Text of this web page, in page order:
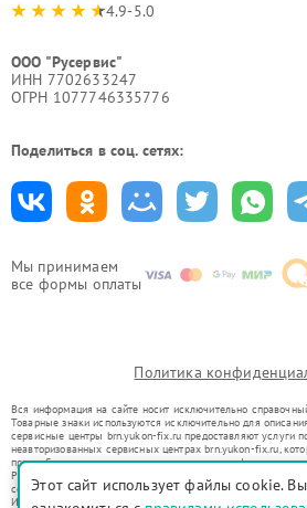
Мы принимаем
все формы оплаты
4.9-5.0
ООО "Русервис"
ИНН 7702633247
ОГРН 1077746335776
Поделиться в соц. сетях:
Политика
Вся информация на сайте носит исключительно
Товарные знаки используются исключительно для
сервисные центры brn.yukon-fix.ru предоставляют услуги
неавторизованных сервисных центрах brn.yukon-fix.ru,
правообладателями товарных знаков или их
Ремонт осуществляется для устройств, уже введенных в
со статьей 1487 ГК РФ.
Использование товарных знаков не преследует цели
Этот сайт использует файлы cookie.